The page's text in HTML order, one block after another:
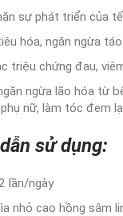
sự phát triển của
hóa, ngăn ngừa
triệu chứng đau,
ngừa lão hóa từ
nữ, làm tóc đem
sử dụng:
lần/ngày
nhỏ cao hồng sâm